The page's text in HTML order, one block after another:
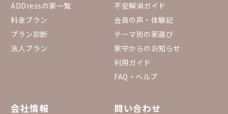
ADDressの家一覧
料金プラン
プラン診断
法人プラン
不安解消ガイド
会員の声・体験記
テーマ別の家選び
家守からのお知らせ
利用ガイド
FAQ・ヘルプ
会社情報 問い合わせ